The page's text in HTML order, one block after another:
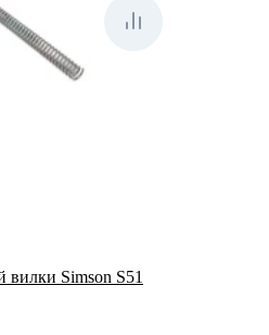
Simson S51